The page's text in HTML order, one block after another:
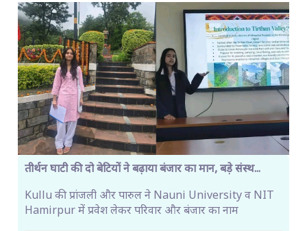
तीर्थन घाटी की दो बेटियों ने बढ़ाया बंजार का मान, बड़े संस्थ...
Kullu की प्रांजली और पारुल ने Nauni University व NIT
Hamirpur में प्रवेश लेकर परिवार और बंजार का नाम